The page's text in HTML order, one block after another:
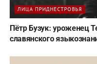
ЛИЦА ПРИДНЕСТРОВЬЯ
Пётр Бузук: уроженец
славянского